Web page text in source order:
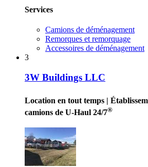
Services
Camions de déménagement
Remorques et remorquage
Accessoires de déménagement
3
3W Buildings LLC
Location en tout temps |
camions de U-Haul 24/7®